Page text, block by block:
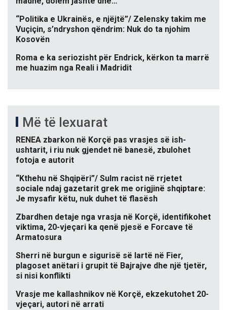
“Politika e Ukrainës, e njëjtë”/ Zelensky takim me
Vuçiçin, s’ndryshon qëndrim: Nuk do ta njohim
Kosovën
Roma e ka seriozisht për Endrick, kërkon ta marrë
me huazim nga Reali i Madridit
Më të lexuarat
RENEA zbarkon në Korçë pas vrasjes së ish-
ushtarit, i riu nuk gjendet në banesë, zbulohet
fotoja e autorit
“Kthehu në Shqipëri”/ Sulm racist në rrjetet
sociale ndaj gazetarit grek me origjinë shqiptare:
Je mysafir këtu, nuk duhet të flasësh
Zbardhen detaje nga vrasja në Korçë, identifikohet
viktima, 20-vjeçari ka qenë pjesë e Forcave të
Armatosura
Sherri në burgun e sigurisë së lartë në Fier,
plagoset anëtari i grupit të Bajrajve dhe një tjetër,
si nisi konflikti
Vrasje me kallashnikov në Korçë, ekzekutohet 20-
vjeçari, autori në arrati